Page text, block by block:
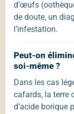
d’œufs
de doute, un
l’infestation.
Peut-on
soi-même ?
Dans les cas
cafards, la terre
d’acide borique